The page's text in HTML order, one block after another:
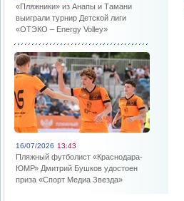
«Пляжники» из Анапы и Тамани
выиграли турнир Детской лиги
«ОТЭКО – Energy Volley»
16/07/2026 13:43
Пляжный футболист «Краснодара-
ЮМР» Дмитрий Бушков удостоен
приза «Спорт Медиа Звезда»